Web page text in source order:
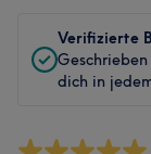
Verifizierte
dich in